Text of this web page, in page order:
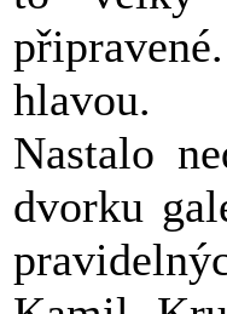
hlavou.
Nastalo
dvorku